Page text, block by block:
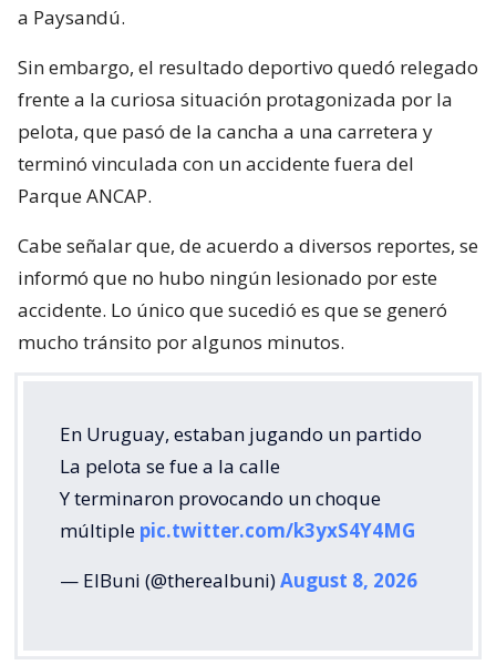
a Paysandú.
Sin embargo, el resultado deportivo quedó relegado
frente a la curiosa situación protagonizada por la
pelota, que pasó de la cancha a una carretera y
terminó vinculada con un accidente fuera del
Parque ANCAP.
Cabe señalar que, de acuerdo a diversos reportes, se
informó que no hubo ningún lesionado por este
accidente. Lo único que sucedió es que se generó
mucho tránsito por algunos minutos.
En Uruguay, estaban jugando un partido
La pelota se fue a la calle
Y terminaron provocando un choque
múltiple pic.twitter.com/k3yxS4Y4MG
— ElBuni (@therealbuni)August 8, 2026